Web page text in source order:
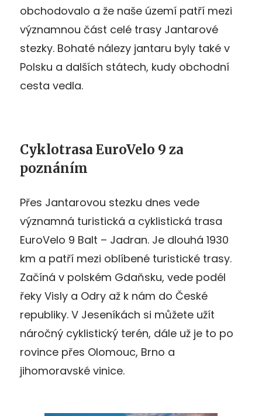
obchodovalo a že naše území patří mezi
významnou část celé trasy Jantarové
stezky. Bohaté nálezy jantaru byly také v
Polsku a dalších státech, kudy obchodní
cesta vedla.
Cyklotrasa EuroVelo 9 za
poznáním
Přes Jantarovou stezku dnes vede
významná turistická a cyklistická trasa
EuroVelo 9 Balt – Jadran. Je dlouhá 1930
km a patří mezi oblíbené turistické trasy.
Začíná v polském Gdaňsku, vede podél
řeky Visly a Odry až k nám do České
republiky. V Jeseníkách si můžete užít
náročný cyklistický terén, dále už je to po
rovince přes Olomouc, Brno a
jihomoravské vinice.